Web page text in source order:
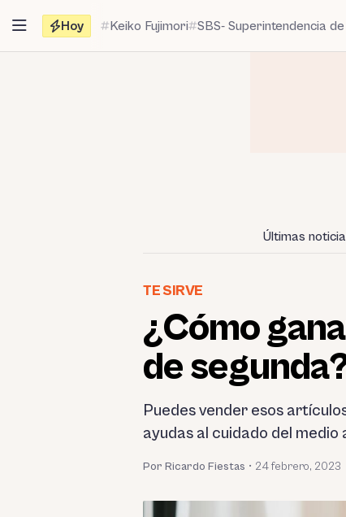
contenido
Hoy Keiko Fujimori SBS- Superintendencia
Últimas
TE SIRVE
¿Cómo
de
Puedes vender esos
ayudas al cuidado del medio
Por Ricardo Fiestas • 24 febrero, 2023